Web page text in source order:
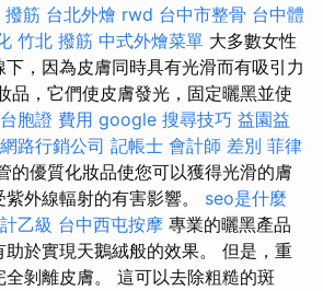
撥筋 台北外燴 rwd 台中市整骨 台中體
竹北 撥筋 中式外燴菜單 大多數女性
，因為皮膚同時具有光滑而有吸引力
品，它們使皮膚發光，固定曬黑並使
台胞證 費用 google 搜尋技巧 益園益
網路行銷公司 記帳士 會計師 差別 菲律
的優質化妝品使您可以獲得光滑的膚
外線輻射的有害影響。 seo是什麼
乙級 台中西屯按摩 專業的曬黑產品
於實現天鵝絨般的效果。 但是，重
剝離皮膚。 這可以去除粗糙的斑